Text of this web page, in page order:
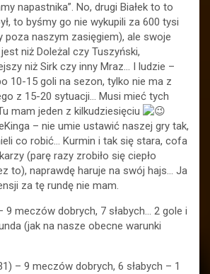
napastnika”. No, drugi Białek to to
to byśmy go nie wykupili za 600 tysi
poza naszym zasięgiem), ale swoje
niż Doleżal czy Tuszyński,
niż Sirk czy inny Mraz… I ludzie –
10-15 goli na sezon, tylko nie ma z
z 15-20 sytuacji… Musi mieć tych
mam jeden z kilkudziesięciu
– nie umie ustawić naszej gry tak,
co robić… Kurmin i tak się stara, cofa
(parę razy zrobiło się ciepło
to), naprawdę haruje na swój hajs… Ja
za tę rundę nie mam.
9 meczów dobrych, 7 słabych… 2 gole i
(jak na nasze obecne warunki
– 9 meczów dobrych, 6 słabych – 1